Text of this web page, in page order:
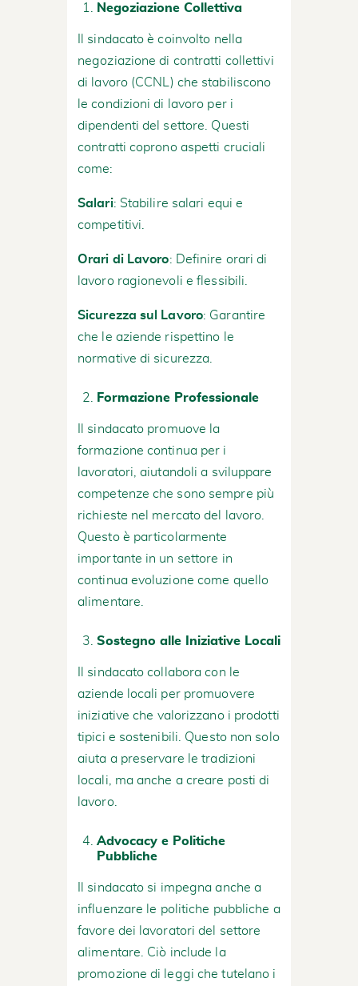
Negoziazione Collettiva
Il sindacato è coinvolto nella
negoziazione di contratti collettivi
di lavoro (CCNL) che stabiliscono
le condizioni di lavoro per i
dipendenti del settore. Questi
contratti coprono aspetti cruciali
come:
Salari: Stabilire salari equi e
competitivi.
Orari di Lavoro: Definire orari di
lavoro ragionevoli e flessibili.
Sicurezza sul Lavoro: Garantire
che le aziende rispettino le
normative di sicurezza.
Formazione Professionale
Il sindacato promuove la
formazione continua per i
lavoratori, aiutandoli a sviluppare
competenze che sono sempre più
richieste nel mercato del lavoro.
Questo è particolarmente
importante in un settore in
continua evoluzione come quello
alimentare.
Sostegno alle Iniziative Locali
Il sindacato collabora con le
aziende locali per promuovere
iniziative che valorizzano i prodotti
tipici e sostenibili. Questo non solo
aiuta a preservare le tradizioni
locali, ma anche a creare posti di
lavoro.
Advocacy e Politiche
Pubbliche
Il sindacato si impegna anche a
influenzare le politiche pubbliche a
favore dei lavoratori del settore
alimentare. Ciò include la
promozione di leggi che tutelano i